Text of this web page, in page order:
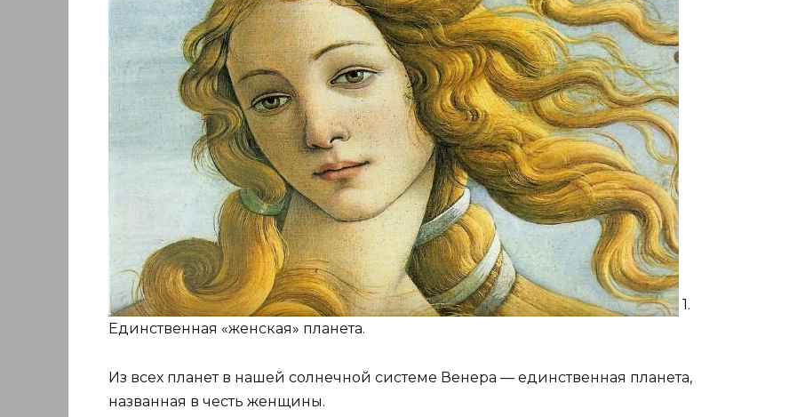
1.
Единственная «женская» планета.
Из всех планет в нашей солнечной системе Венера — единственная планета,
названная в честь женщины.